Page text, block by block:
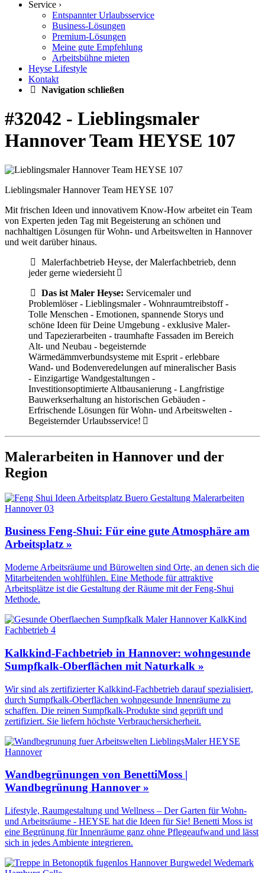
Service ›
Entspannter Urlaubsservice
Business-Lösungen
Premium-Lösungen
Meine gute Empfehlung
Arbeitsbühne mieten
Heyse Lifestyle
Kontakt
Navigation schließen
#32042 - Lieblingsmaler
Hannover Team HEYSE 107
Lieblingsmaler Hannover Team HEYSE 107
Mit frischen Ideen und innovativem Know-How arbeitet ein Team
von Experten jeden Tag mit Begeisterung an schönen und
nachhaltigen Lösungen für Wohn- und Arbeitswelten in Hannover
und weit darüber hinaus.
Malerfachbetrieb Heyse, der Malerfachbetrieb, denn
jeder gerne wiedersieht
Das ist Maler Heyse: Servicemaler und
Problemlöser - Lieblingsmaler - Wohnraumtreibstoff -
Tolle Menschen - Emotionen, spannende Storys und
schöne Ideen für Deine Umgebung - exklusive Maler-
und Tapezierarbeiten - traumhafte Fassaden im Bereich
Alt- und Neubau - begeisternde
Wärmedämmverbundsysteme mit Esprit - erlebbare
Wand- und Bodenveredelungen auf mineralischer Basis
- Einzigartige Wandgestaltungen -
Investitionsoptimierte Altbausanierung - Langfristige
Bauwerkserhaltung an historischen Gebäuden -
Erfrischende Lösungen für Wohn- und Arbeitswelten -
Begeisternder Urlaubsservice!
Malerarbeiten in Hannover und der
Region
Business Feng-Shui: Für eine gute Atmosphäre am
Arbeitsplatz »
Moderne Arbeitsräume und Bürowelten sind Orte, an denen sich die
Mitarbeitenden wohlfühlen. Eine Methode für attraktive
Arbeitsplätze ist die Gestaltung der Räume mit der Feng-Shui
Methode.
Kalkkind-Fachbetrieb in Hannover: wohngesunde
Sumpfkalk-Oberflächen mit Naturkalk »
Wir sind als zertifizierter Kalkkind-Fachbetrieb darauf spezialisiert,
durch Sumpfkalk-Oberflächen wohngesunde Innenräume zu
schaffen. Die reinen Sumpfkalk-Produkte sind geprüft und
zertifiziert. Sie liefern höchste Verbrauchersicherheit.
Wandbegrünungen von BenettiMoss |
Wandbegrünung Hannover »
Lifestyle, Raumgestaltung und Wellness – Der Garten für Wohn-
und Arbeitsräume - HEYSE hat die Ideen für Sie! Benetti Moss ist
eine Begrünung für Innenräume ganz ohne Pflegeaufwand und lässt
sich in jedes Ambiente integrieren.